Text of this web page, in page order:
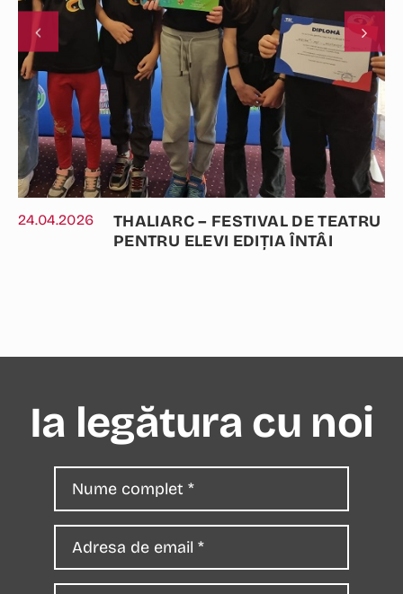
24.04.2026
THALIARC – FESTIVAL DE TEATRU
PENTRU ELEVI EDIȚIA ÎNTÂI
Ia legătura cu noi